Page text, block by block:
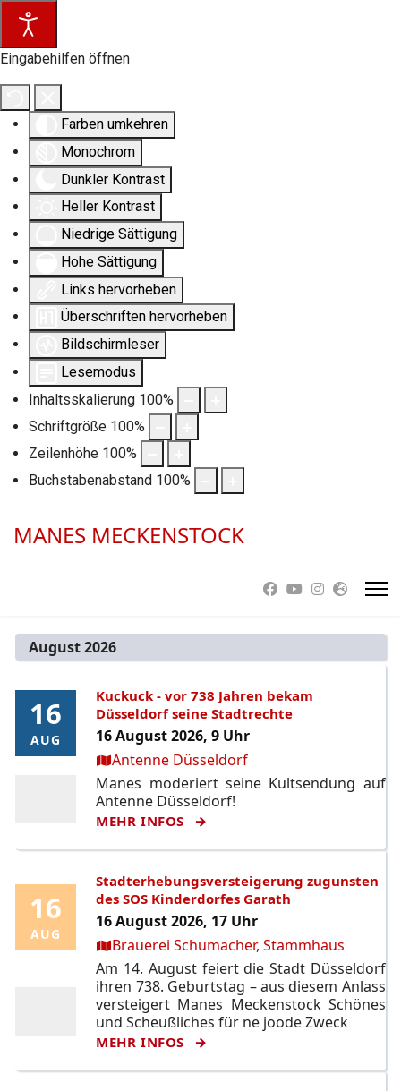
Eingabehilfen öffnen
Farben umkehren
Monochrom
Dunkler Kontrast
Heller Kontrast
Niedrige Sättigung
Hohe Sättigung
Links hervorheben
Überschriften hervorheben
Bildschirmleser
Lesemodus
Inhaltsskalierung 100%
Schriftgröße 100%
Zeilenhöhe 100%
Buchstabenabstand 100%
MANES MECKENSTOCK
August 2026
16
AUG
16
AUG
Kuckuck - vor 738 Jahren bekam
Düsseldorf seine Stadtrechte
16 August 2026, 9 Uhr
Ort:Antenne Düsseldorf
Manes moderiert seine Kultsendung auf
Antenne Düsseldorf!
MEHR INFOS
16
AUG
16
AUG
Stadterhebungsversteigerung zugunsten
des SOS Kinderdorfes Garath
16 August 2026, 17 Uhr
Ort:Brauerei Schumacher, Stammhaus
Am 14. August feiert die Stadt Düsseldorf
ihren 738. Geburtstag – aus diesem Anlass
versteigert Manes Meckenstock Schönes
und Scheußliches für ne joode Zweck
MEHR INFOS